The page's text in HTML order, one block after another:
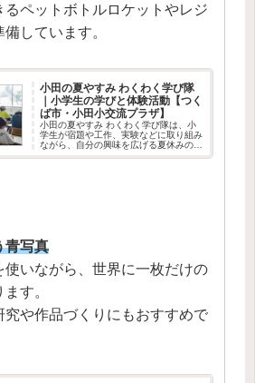
るペットボトルロケットやレジ
しています。
小田の夏やすみ わくわく学び隊
｜小学生の学びと体験活動【つく
ば市・小田小交流プラザ】
小田の夏やすみ わくわく学び隊は、小
学生が宿題や工作、実験などに取り組み
ながら、自分の興味を広げる夏休みの活
青写真
使いながら、世界に一枚だけの
す。
究や作品づくりにもおすすめで